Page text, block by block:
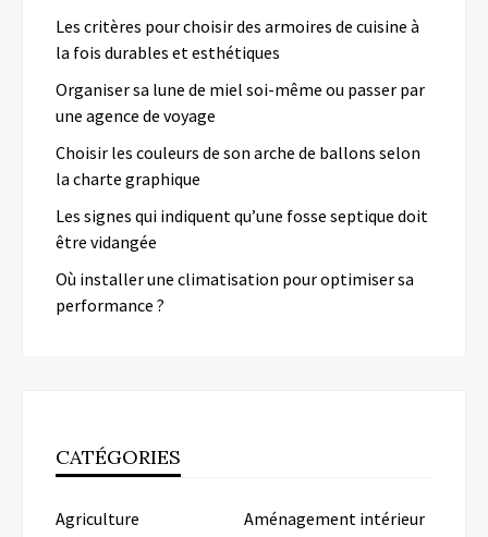
Les critères pour choisir des armoires de cuisine à
la fois durables et esthétiques
Organiser sa lune de miel soi-même ou passer par
une agence de voyage
Choisir les couleurs de son arche de ballons selon
la charte graphique
Les signes qui indiquent qu’une fosse septique doit
être vidangée
Où installer une climatisation pour optimiser sa
performance ?
CATÉGORIES
Agriculture
Aménagement intérieur